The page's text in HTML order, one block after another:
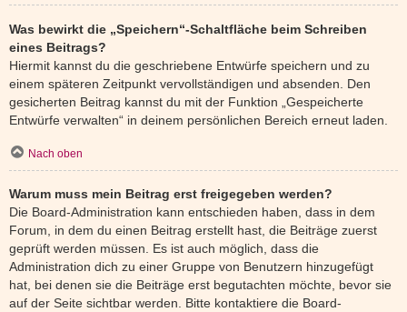
Was bewirkt die „Speichern“-Schaltfläche beim Schreiben
eines Beitrags?
Hiermit kannst du die geschriebene Entwürfe speichern und zu
einem späteren Zeitpunkt vervollständigen und absenden. Den
gesicherten Beitrag kannst du mit der Funktion „Gespeicherte
Entwürfe verwalten“ in deinem persönlichen Bereich erneut laden.
Nach oben
Warum muss mein Beitrag erst freigegeben werden?
Die Board-Administration kann entschieden haben, dass in dem
Forum, in dem du einen Beitrag erstellt hast, die Beiträge zuerst
geprüft werden müssen. Es ist auch möglich, dass die
Administration dich zu einer Gruppe von Benutzern hinzugefügt
hat, bei denen sie die Beiträge erst begutachten möchte, bevor sie
auf der Seite sichtbar werden. Bitte kontaktiere die Board-